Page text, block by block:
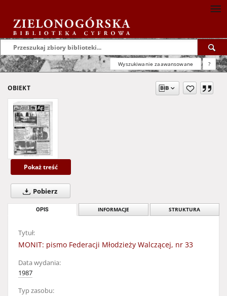
Wyszukiwanie zaawansowane ?
OBIEKT
Pokaż treść
Pobierz
OPIS INFORMACJE STRUKTURA
Tytuł:
MONIT: pismo Federacji Młodzieży Walczącej, nr 33
Data wydania:
1987
Typ zasobu: